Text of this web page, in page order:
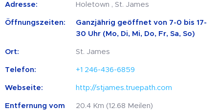
Adresse: Holetown , St. James
Öffnungszeiten:
Ganzjährig geöffnet von 7-0 bis 17-
30 Uhr (Mo, Di, Mi, Do, Fr, Sa, So)
Ort: St. James
Telefon: +1 246-436-6859
Webseite: http://stjames.truepath.com
Entfernung vom
20.4 Km (12.68 Meilen)